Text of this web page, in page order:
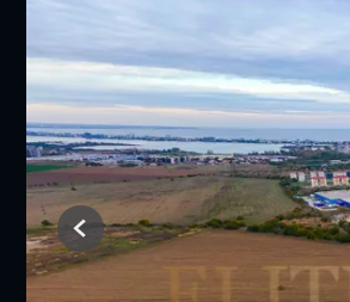
Previous